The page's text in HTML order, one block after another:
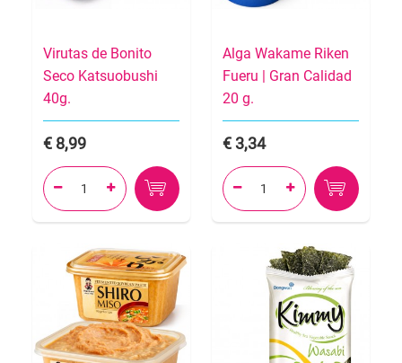
Virutas de Bonito
Seco Katsuobushi
40g.
8,99
 
Alga Wakame Riken
Fueru | Gran Calidad
20 g.
3,34
 